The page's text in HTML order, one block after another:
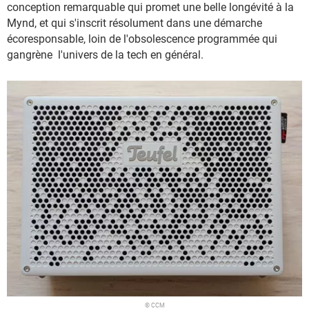
conception remarquable qui promet une belle longévité à la
Mynd, et qui s'inscrit résolument dans une démarche
écoresponsable, loin de l'obsolescence programmée qui
gangrène l'univers de la tech en général.
© CCM